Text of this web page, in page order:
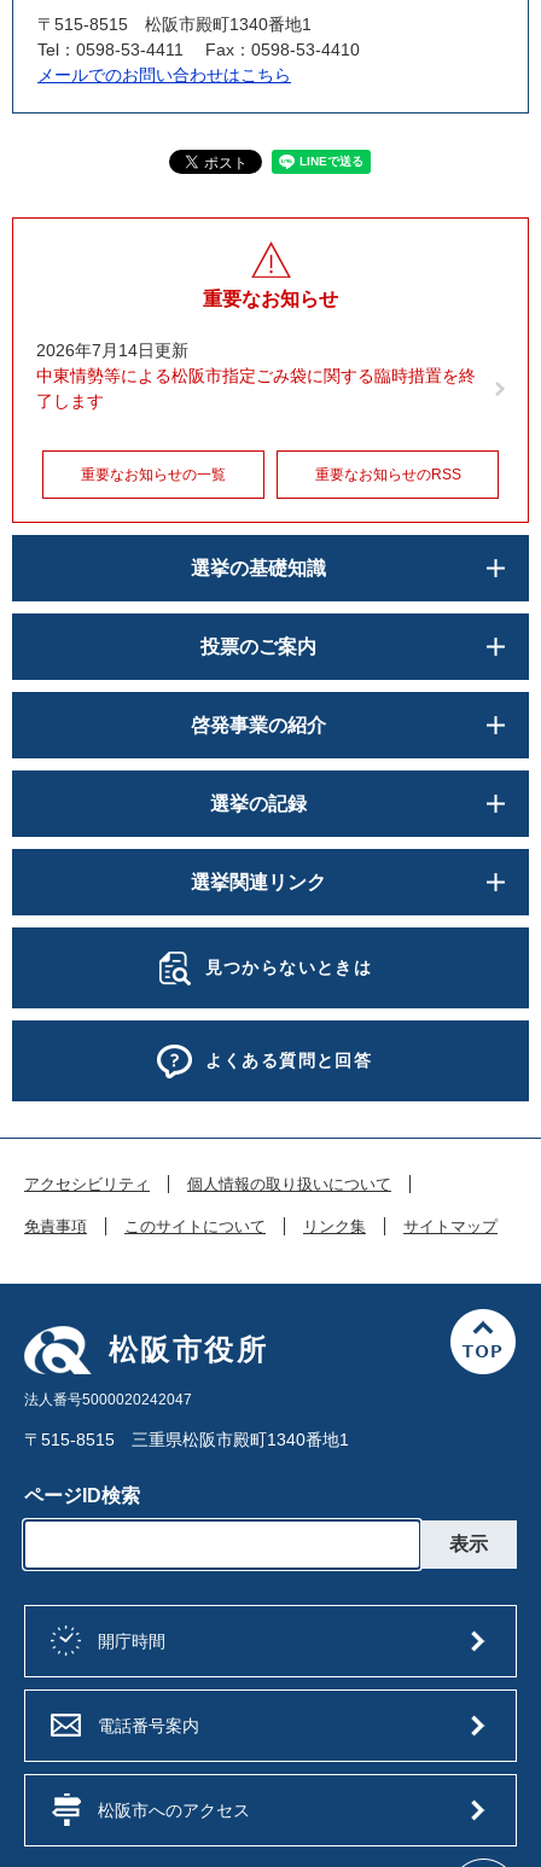
〒515-8515
松阪市殿町1340番地1
Tel：0598-53-4411
Fax：0598-53-4410
メールでのお問い合わせはこちら
重要なお知らせ
2026年7月14日更新
中東情勢等による松阪市指定ごみ袋に関する臨時措置を終
了します
重要なお知らせの一覧 重要なお知らせのRSS
選挙の基礎知識
投票のご案内
啓発事業の紹介
選挙の記録
選挙関連リンク
見つからないときは
よくある質問と回答
アクセシビリティ 個人情報の取り扱いについて
免責事項 このサイトについて リンク集 サイトマップ
松阪市役所
法人番号5000020242047
〒515-8515 三重県松阪市殿町1340番地1
ページID検索
開庁時間
電話番号案内
松阪市へのアクセス